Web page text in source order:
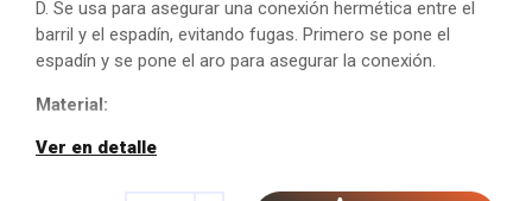
D. Se usa para asegurar una conexión hermética entre el
barril y el espadín, evitando fugas. Primero se pone el
espadín y se pone el aro para asegurar la conexión.
Material:
Acero inoxidable
Ver en detalle